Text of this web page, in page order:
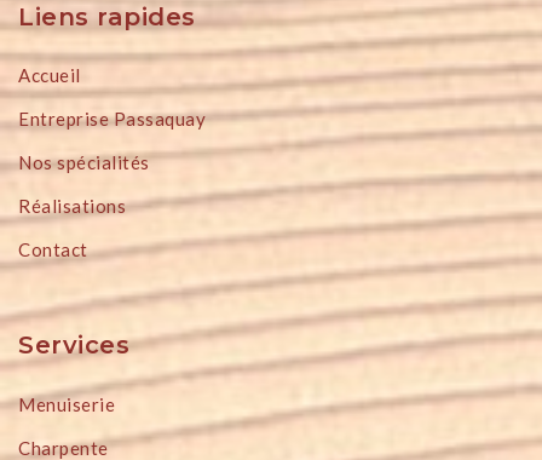
Liens rapides
Accueil
Entreprise Passaquay
Nos spécialités
Réalisations
Contact
Services
Menuiserie
Charpente